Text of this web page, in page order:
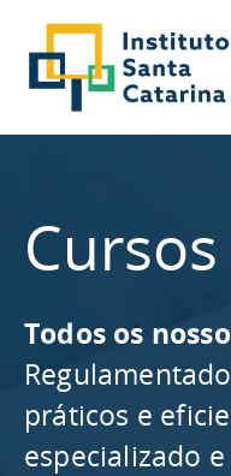
Cursos
Todos os
práticos e
especializado